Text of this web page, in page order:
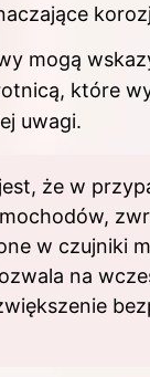
mogą
które
uwagi.
że w
w czujniki
na